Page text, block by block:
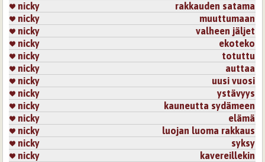
nicky
rakkauden satama
nicky
muuttumaan
nicky
valheen jäljet
nicky
ekoteko
nicky
totuttu
nicky
auttaa
nicky
uusi vuosi
nicky
ystävyys
nicky
kauneutta sydämeen
nicky
elämä
nicky
luojan luoma rakkaus
nicky
syksy
nicky
kavereillekin